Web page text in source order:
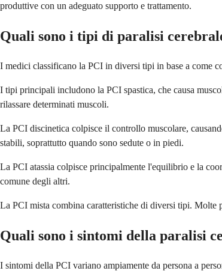
produttive con un adeguato supporto e trattamento.
Quali sono i tipi di paralisi
I medici classificano la PCI in diversi tipi in base a come
I tipi principali includono la PCI spastica, che causa
rilassare determinati muscoli.
La PCI discinetica colpisce il controllo muscolare,
stabili, soprattutto quando sono sedute o in piedi.
La PCI atassia colpisce principalmente l'equilibrio e la
comune degli altri.
La PCI mista combina caratteristiche di diversi tipi. Molte
Quali sono i sintomi della paralisi
I sintomi della PCI variano ampiamente da persona a